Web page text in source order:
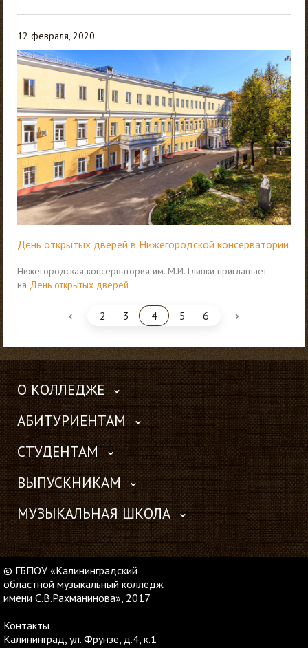
12 февраля, 2020
День открытых дверей в Нижегородской консерватории
Нижегородская консерватория им. М.И. Глинки приглашает
на День открытых дверей
‹ 2 3 4 5 6 ›
О КОЛЛЕДЖЕ
АБИТУРИЕНТАМ
СТУДЕНТАМ
ВЫПУСКНИКАМ
МУЗЫКАЛЬНАЯ ШКОЛА
© ГБПОУ «Калининградский
областной музыкальный колледж
имени С.В.Рахманинова», 2017
Контакты
Калининград, ул. Фрунзе, д.4, к.1